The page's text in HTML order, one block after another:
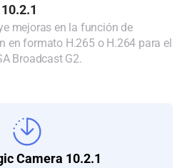
mejoras en la función de
en formato H.265 o H.264 para el
Broadcast G2.
Camera 10.2.1